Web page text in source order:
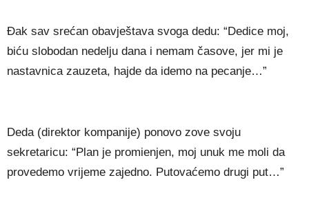
Đak sav srećan obavještava svoga dedu: “Dedice moj,
biću slobodan nedelju dana i nemam časove, jer mi je
nastavnica zauzeta, hajde da idemo na pecanje…”
Deda (direktor kompanije) ponovo zove svoju
sekretaricu: “Plan je promienjen, moj unuk me moli da
provedemo vrijeme zajedno. Putovaćemo drugi put…”